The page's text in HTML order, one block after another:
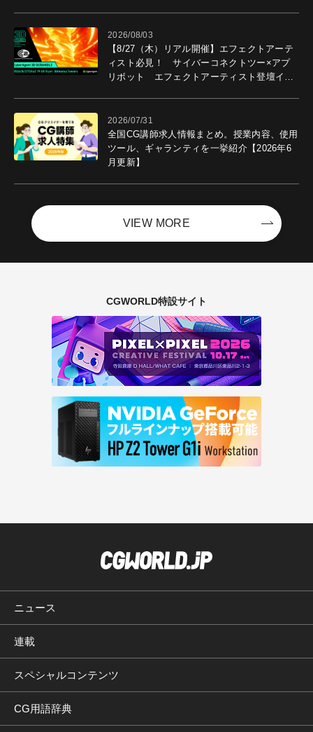
2026/08/03
【8/27（木）リアル開催】エフェクトアーテ
ィスト必見！ サイバーコネクトツー×アプ
リボット エフェクトアーティスト登壇イベ
2026/07/31
全国CG講師求人情報まとめ。授業内容、使用
ツール、ギャランティを一挙紹介【2026年6
月更新】
VIEW MORE
CGWORLD特設サイト
ニュース
連載
スペシャルコンテンツ
CG用語辞典